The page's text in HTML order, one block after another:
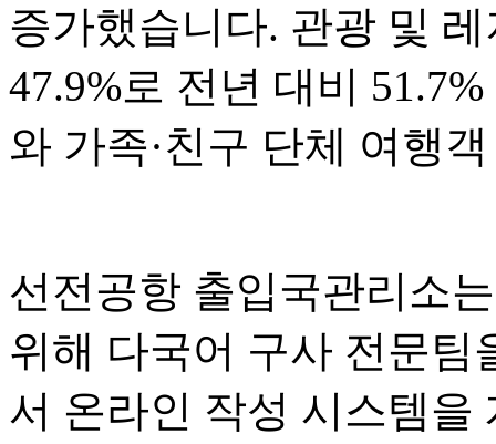
증가했습니다. 관광 및
47.9%로 전년 대비
와 가족·친구 단체 여행
선전공항 출입국관리소
위해 다국어 구사 전문팀
서 온라인 작성 시스템을